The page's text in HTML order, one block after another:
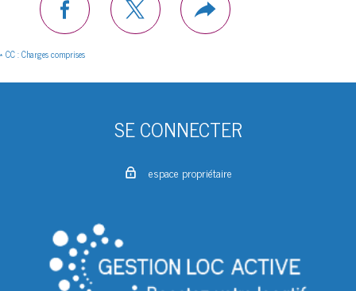
facebooktwitter Plus
de
* CC : Charges comprises
SE CONNECTER
espace propriétaire